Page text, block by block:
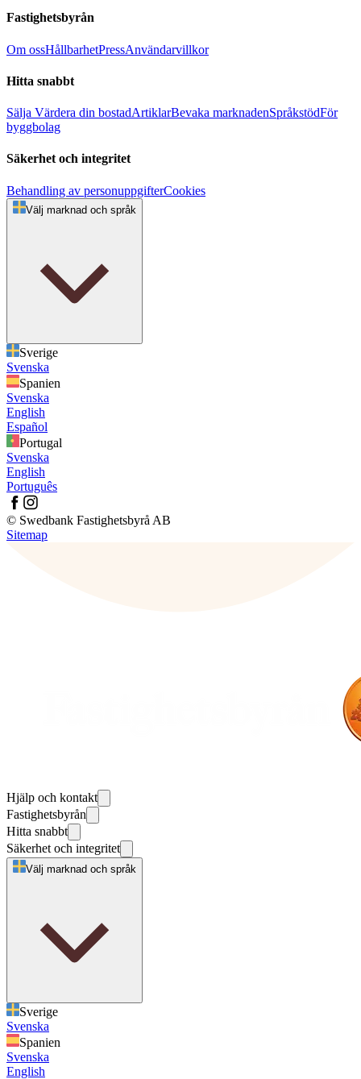
Fastighetsbyrån
Om ossHållbarhetPressAnvändarvillkor
Hitta snabbt
Sälja Värdera din bostadArtiklarBevaka marknadenSpråkstödFör
byggbolag
Säkerhet och integritet
Behandling av personuppgifterCookies
Välj marknad och språk
Sverige
Svenska
Spanien
Svenska
English
Español
Portugal
Svenska
English
Português
© Swedbank Fastighetsbyrå AB
Sitemap
Hjälp och kontakt
Fastighetsbyrån
Hitta snabbt
Säkerhet och integritet
Välj marknad och språk
Sverige
Svenska
Spanien
Svenska
English